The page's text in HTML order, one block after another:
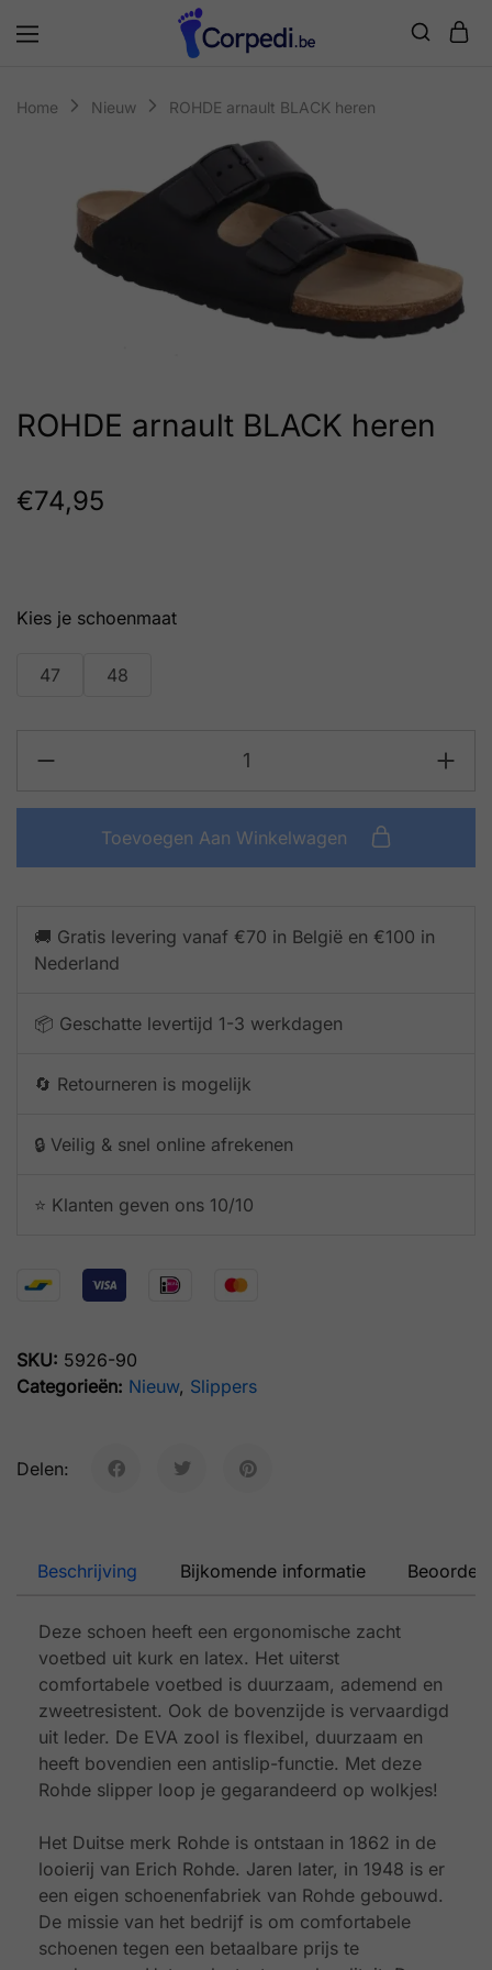
Home Nieuw ROHDE arnault BLACK heren
ROHDE arnault BLACK heren
€74,95
schoenmaat
47 48
Toevoegen Aan Winkelwagen
🚚 Gratis levering vanaf €70 in België en €100 in
Nederland
📦 Geschatte levertijd 1-3 werkdagen
🔄 Retourneren is mogelijk
🔒 Veilig & snel online afrekenen
⭐️ Klanten geven ons 10/10
SKU: 5926-90
Categorieën: Nieuw, Slippers
Delen:
Beschrijving Bijkomende informatie
Deze schoen heeft een ergonomische zacht
voetbed uit kurk en latex. Het uiterst
comfortabele voetbed is duurzaam, ademend en
zweetresistent. Ook de bovenzijde is vervaardigd
uit leder. De EVA zool is flexibel, duurzaam en
heeft bovendien een antislip-functie. Met deze
Rohde slipper loop je gegarandeerd op wolkjes!
Het Duitse merk Rohde is ontstaan in 1862 in de
looierij van Erich Rohde. Jaren later, in 1948 is er
een eigen schoenenfabriek van Rohde gebouwd.
De missie van het bedrijf is om comfortabele
schoenen tegen een betaalbare prijs te